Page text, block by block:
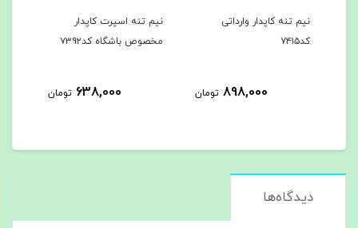
نیم تنه کاپدار وارداتی
898,000 تومان
نیم تنه اسپرت کاپدار
مخصوص باشگاه کد۷۳۹۲
638,000 تومان
دیدگاه‌ها